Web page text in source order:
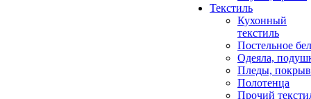
Текстиль
Кухонный
текстиль
Постельное
Одеяла,
Пледы,
Полотенца
Прочий